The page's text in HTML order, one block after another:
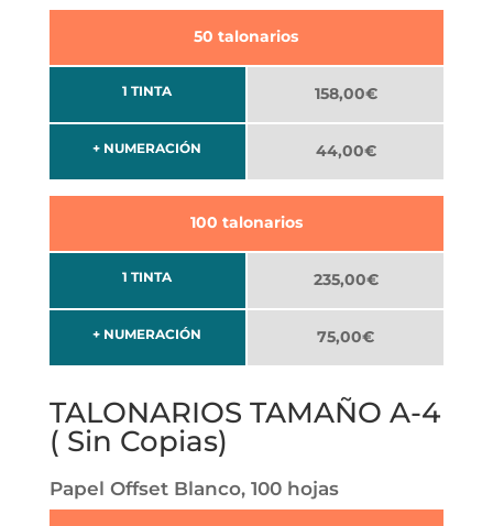
1 TINTA
+ NUMERACIÓN
50 talonarios
158,00€
44,00€
1 TINTA
+ NUMERACIÓN
100 talonarios
235,00€
75,00€
TALONARIOS TAMAÑO A-4
( Sin Copias)
Papel Offset Blanco, 100 hojas